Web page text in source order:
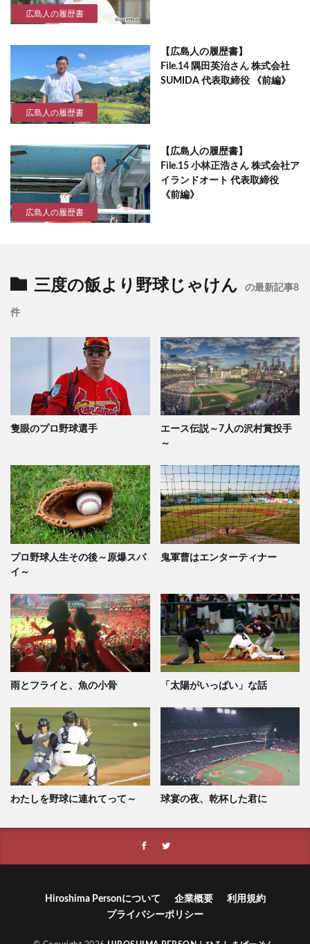
広島人の履歴書
広島人の履歴書
【広島人の履歴書】
File.14 隅田英治さん 株式会社
SUMIDA 代表取締役 《前編》
広島人の履歴書
【広島人の履歴書】
File.15 小林正浩さん 株式会社ア
イランドオート 代表取締役
《前編》
三度の飯より野球じゃけん の最新記事8
件
隻眼のプロ野球選手
エース伝説～7人の沢村賞投手
～
プロ野球人生その後～原爆スパ
イ～
鬼軍曹はエンターティナー
雨とフライと、魚の小骨 「太陽がいっぱい」な話
わたしを野球に連れてって～ 球宴の夜、乾杯した君に
Hiroshima Personについて 企業概要
利用規約
プライバシーポリシー